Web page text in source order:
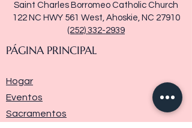
Saint Charles Borromeo Catholic Church
122 NC HWY 561 West, Ahoskie, NC 27910
(252) 332-2939
PÁGINA PRINCIPAL
Hogar
Eventos
Sacramentos